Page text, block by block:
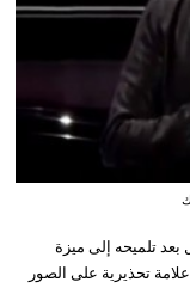
بعد تلميحه إلى ميزة
تحذيرية على الصور